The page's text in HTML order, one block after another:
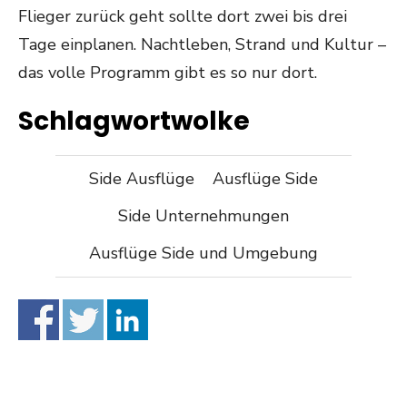
Flieger zurück geht sollte dort zwei bis drei
Tage einplanen. Nachtleben, Strand und Kultur –
das volle Programm gibt es so nur dort.
Schlagwortwolke
Side Ausflüge
Ausflüge Side
Side Unternehmungen
Ausflüge Side und Umgebung